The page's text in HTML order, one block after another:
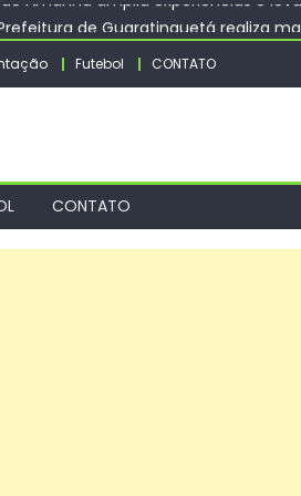
de Guaratinguetá realiza
firmam acordo de até R$ 20,5
é aprovado em chamada
Amanhã amplia experiências e
Futebol CONTATO
CONTATO